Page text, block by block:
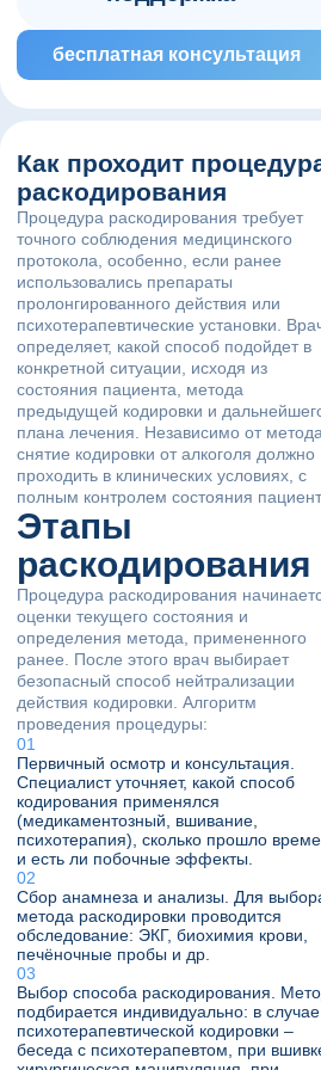
условиях с
анонимности.
после
повышает
длительную
жизни.
бесплатная консультация
Как проходит
раскодирования
Процедура раскодирования требует
точного соблюдения медицинского
протокола, особенно, если ранее
использовались препараты
пролонгированного действия или
психотерапевтические установки.
определяет, какой способ подойдет в
конкретной ситуации, исходя из
состояния пациента, метода
предыдущей кодировки и
плана лечения. Независимо от метода,
снятие кодировки от алкоголя должно
проходить в клинических условиях, с
полным контролем состояния
Этапы
раскодирования
Процедура раскодирования
оценки текущего состояния и
определения метода, примененного
ранее. После этого врач выбирает
безопасный способ нейтрализации
действия кодировки. Алгоритм
проведения процедуры:
Первичный осмотр и консультация.
Специалист уточняет, какой способ
кодирования применялся
(медикаментозный, вшивание,
психотерапия), сколько прошло
и есть ли побочные эффекты.
Сбор анамнеза и анализы. Для
метода раскодировки проводится
обследование: ЭКГ, биохимия крови,
печёночные пробы и др.
Выбор способа раскодирования.
подбирается индивидуально: в случае
психотерапевтической кодировки –
беседа с психотерапевтом, при